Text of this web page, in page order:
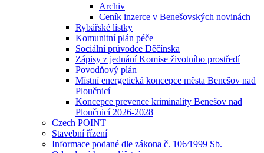
Archiv
Ceník inzerce v Benešovských novinách
Rybářské lístky
Komunitní plán péče
Sociální průvodce Děčínska
Zápisy z jednání Komise životního prostředí
Povodňový plán
Místní energetická koncepce města Benešov nad
Ploučnicí
Koncepce prevence kriminality Benešov nad
Ploučnicí 2026-2028
Czech POINT
Stavební řízení
Informace podané dle zákona č. 106⁄1999 Sb.